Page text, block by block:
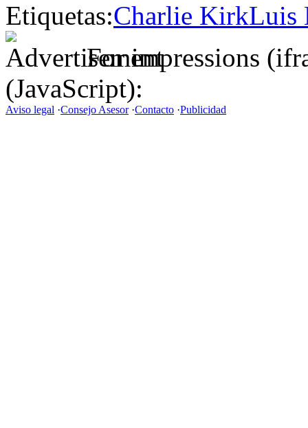
Etiquetas:Charlie KirkLuis
For impressions
(JavaScript):
Aviso legal ·Consejo Asesor·Contacto ·Publicidad